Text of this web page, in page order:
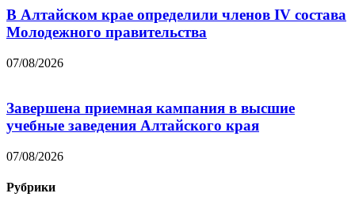
В Алтайском крае определили членов IV состава
Молодежного правительства
07/08/2026
Завершена приемная кампания в высшие
учебные заведения Алтайского края
07/08/2026
Рубрики